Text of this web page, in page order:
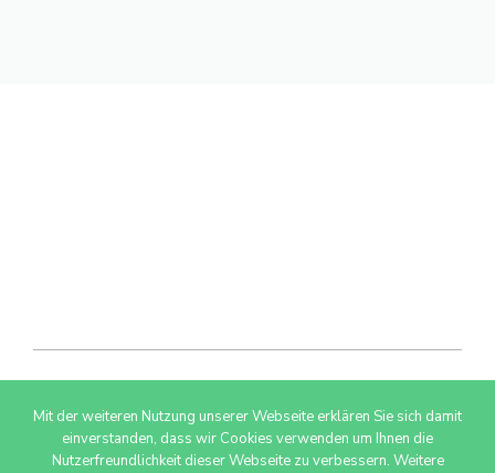
© 2026 AdSimple GmbH
Mit der weiteren Nutzung unserer Webseite erklären Sie sich damit
einverstanden, dass wir Cookies verwenden um Ihnen die
Nutzerfreundlichkeit dieser Webseite zu verbessern. Weitere